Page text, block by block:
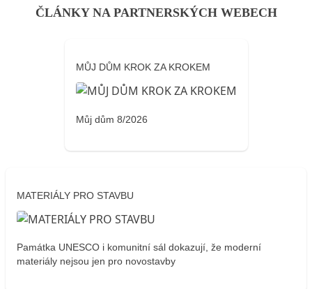
ČLÁNKY NA PARTNERSKÝCH WEBECH
MŮJ DŮM KROK ZA KROKEM
Můj dům 8/2026
MATERIÁLY PRO STAVBU
Památka UNESCO i komunitní sál dokazují, že moderní
materiály nejsou jen pro novostavby